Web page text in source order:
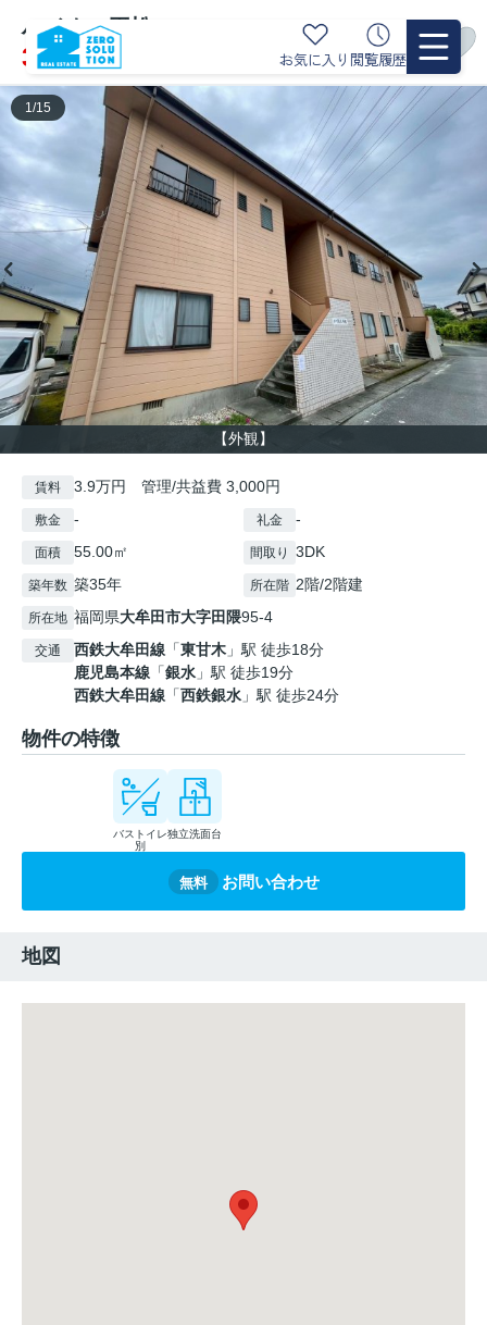
お気に入り 閲覧履歴
ハイネス平松 204
3.9万円管理/共益費 3,000円
【外観】
1/15
賃料 3.9万円 管理/共益費 3,000円
敷金 - 礼金 -
面積 55.00㎡ 間取り 3DK
築年数 築35年 所在階 2階/2階建
所在地 福岡県大牟田市大字田隈95-4
交通 西鉄大牟田線 「東甘木 」駅 徒歩18分
鹿児島本線 「銀水 」駅 徒歩19分
西鉄大牟田線 「西鉄銀水 」駅 徒歩24分
物件の特徴
バストイレ
別
独立洗面台
無料 お問い合わせ
地図